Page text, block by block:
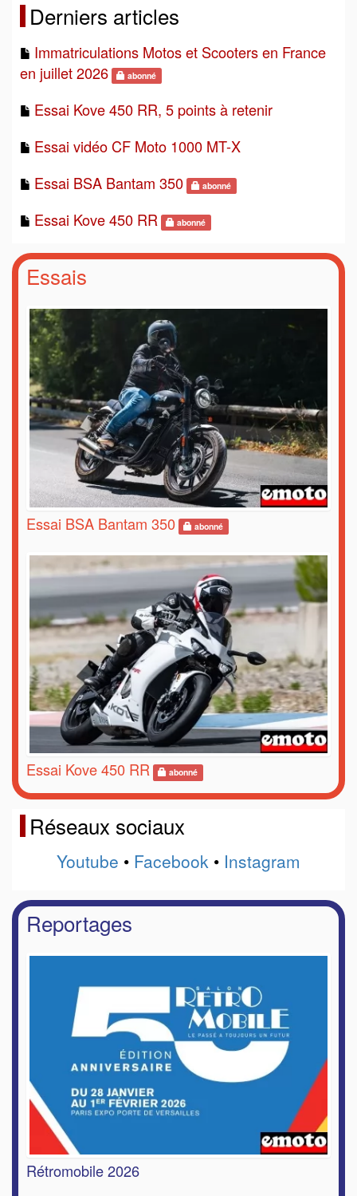
Derniers articles
Immatriculations Motos et Scooters en France
en juillet 2026
abonné
Essai Kove 450 RR, 5 points à retenir
Essai vidéo CF Moto 1000 MT-X
Essai BSA Bantam 350
abonné
Essai Kove 450 RR abonné
Essais
Essai BSA Bantam 350 abonné
Essai Kove 450 RR abonné
Réseaux sociaux
Youtube • Facebook • Instagram
Reportages
Rétromobile 2026